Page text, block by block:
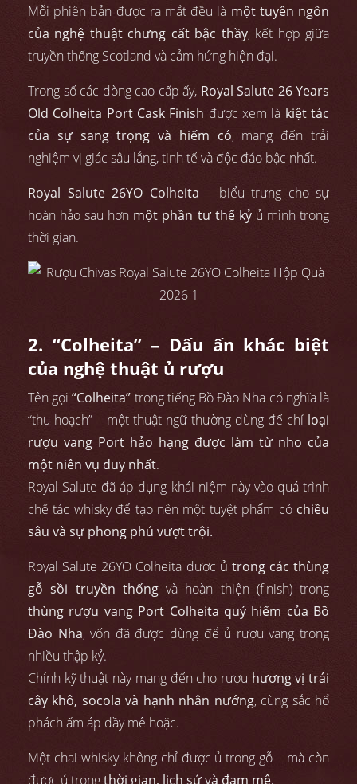
Mỗi phiên bản được ra mắt đều là một tuyên ngôn
của nghệ thuật chưng cất bậc thầy, kết hợp giữa
truyền thống Scotland và cảm hứng hiện đại.
Trong số các dòng cao cấp ấy, Royal Salute 26 Years
Old Colheita Port Cask Finish được xem là kiệt tác
của sự sang trọng và hiếm có, mang đến trải
nghiệm vị giác sâu lắng, tinh tế và độc đáo bậc nhất.
Royal Salute 26YO Colheita – biểu trưng cho sự
hoàn hảo sau hơn một phần tư thế kỷủ mình trong
thời gian.
2. “Colheita” – Dấu ấn khác biệt
của nghệ thuật ủ rượu
Tên gọi“Colheita” trong tiếng Bồ Đào Nha có nghĩa là
“thu hoạch” – một thuật ngữ thường dùng để chỉ loại
rượu vang Port hảo hạng được làm từ nho của
một niên vụ duy nhất.
Royal Salute đã áp dụng khái niệm này vào quá trình
chế tác whisky để tạo nên một tuyệt phẩm có chiều
sâu và sự phong phú vượt trội.
Royal Salute 26YO Colheita được ủ trong các thùng
gỗ sồi truyền thốngvà hoàn thiện (finish) trong
thùng rượu vang Port Colheita quý hiếm của Bồ
Đào Nha, vốn đã được dùng để ủ rượu vang trong
nhiều thập kỷ.
Chính kỹ thuật này mang đến cho rượu hương vị trái
cây khô, socola và hạnh nhân nướng, cùng sắc hổ
phách ấm áp đầy mê hoặc.
Một chai whisky không chỉ được ủ trong gỗ – mà còn
được ủ trongthời gian, lịch sử và đam mê.